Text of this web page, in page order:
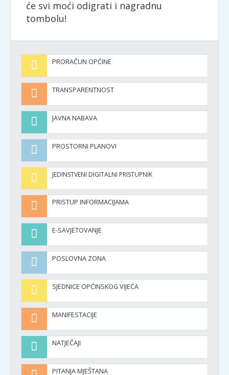
će svi moći odigrati i nagradnu
tombolu!
PRORAČUN OPĆINE
TRANSPARENTNOST
JAVNA NABAVA
PROSTORNI PLANOVI
JEDINSTVENI DIGITALNI PRISTUPNIK
PRISTUP INFORMACIJAMA
E-SAVJETOVANJE
POSLOVNA ZONA
SJEDNICE OPĆINSKOG VIJEĆA
MANIFESTACIJE
NATJEČAJI
PITANJA MJEŠTANA